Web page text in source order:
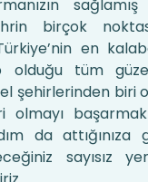
birçok
en
olduğu tüm
şehirlerinden biri
olmayı
da attığınıza
sayısız